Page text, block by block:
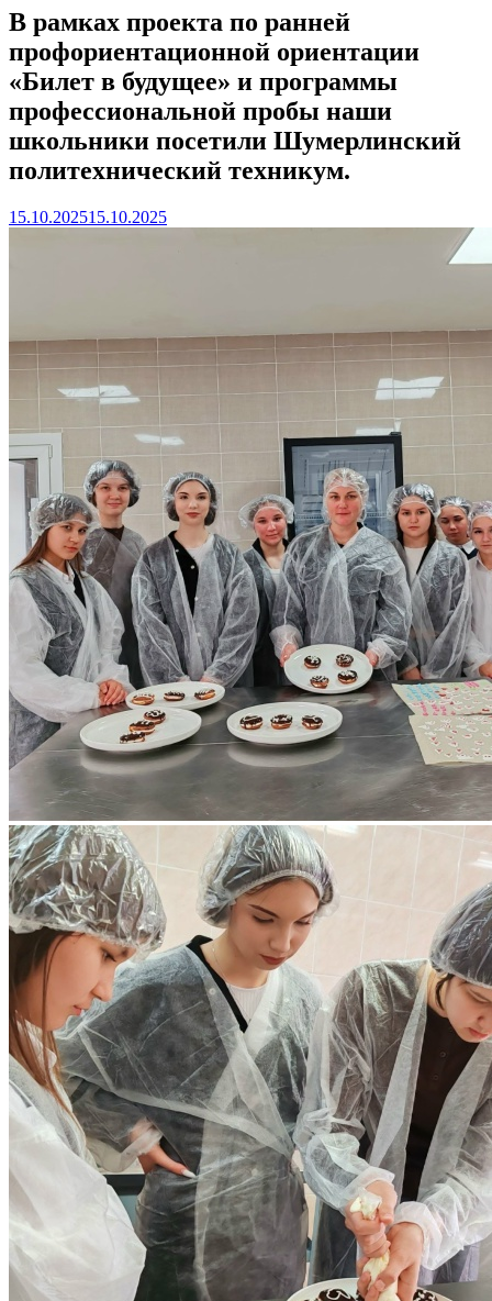
В рамках проекта по ранней
профориентационной ориентации
«Билет в будущее» и программы
профессиональной пробы наши
школьники посетили Шумерлинский
политехнический техникум.
15.10.202515.10.2025